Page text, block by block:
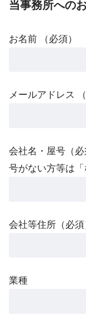
当事務所への
お名前 （必須）
メールアドレス （
会社名・屋号（
号がない方等は「
会社等住所（必須
業種